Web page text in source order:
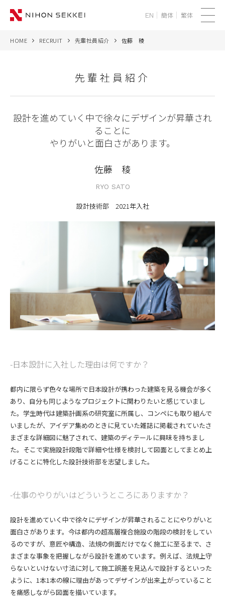
CONTACT
コンプライアンスポリシー プライバシーポリシー ご利用規約
EN 簡体 繁体
HOME RECRUIT 先輩社員紹介 佐藤 稜
先輩社員紹介
設計を進めていく中で徐々にデザインが昇華され
ることに
やりがいと面白さがあります。
佐藤 稜
RYO SATO
設計技術部 2021年入社
日本設計に入社した理由は何ですか？
都内に限らず色々な場所で日本設計が携わった建築を見る機会が多く
あり、自分も同じようなプロジェクトに関わりたいと感じていまし
た。学生時代は建築計画系の研究室に所属し、コンペにも取り組んで
いましたが、アイデア集めのときに見ていた雑誌に掲載されていたさ
まざまな詳細図に魅了されて、建築のディテールに興味を持ちまし
た。そこで実施設計段階で詳細や仕様を検討して図面としてまとめ上
げることに特化した設計技術部を志望しました。
仕事のやりがいはどういうところにありますか？
設計を進めていく中で徐々にデザインが昇華されることにやりがいと
面白さがあります。今は都内の超高層複合施設の階段の検討をしてい
るのですが、意匠や構造、法規の側面だけでなく施工に至るまで、さ
まざまな事象を把握しながら設計を進めています。例えば、法規上守
らないといけない寸法に対して施工誤差を見込んで設計するといった
ように、1本1本の線に理由があってデザインが出来上がっていること
を痛感しながら図面を描いています。